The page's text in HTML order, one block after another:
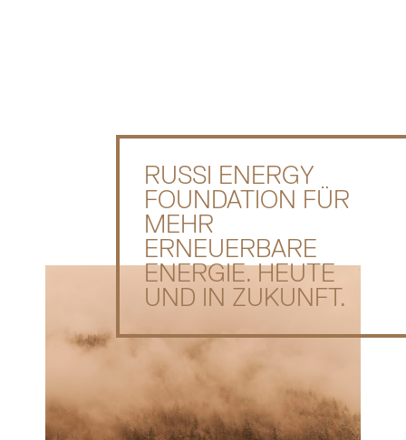
RUSSI ENERGY
FOUNDATION FÜR
MEHR
ERNEUERBARE
ENERGIE. HEUTE
UND IN ZUKUNFT.